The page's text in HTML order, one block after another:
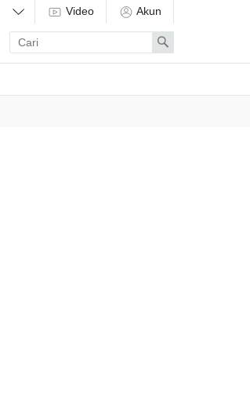
Video Akun
Enter
search
term
Search